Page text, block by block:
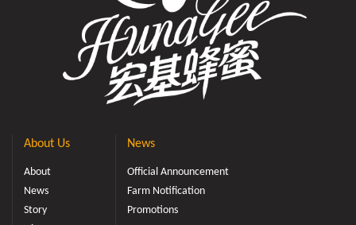
About Us
About
News
Story
News
Official Announcement
Farm Notification
Promotions